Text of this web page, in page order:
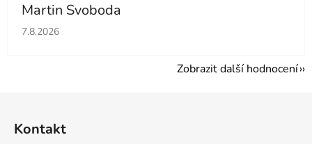
Martin Svoboda
Hodnocení obchodu je 5 z 5 hvězdiček.
7.8.2026
Zobrazit další hodnocení
Kontakt